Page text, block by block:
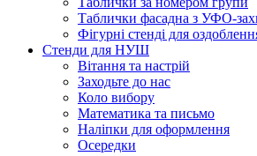
Таблички фасадна з УФО-
Фігурні стенді для
Стенди для НУШ
Вітання та настрій
Заходьте до нас
Коло вибору
Математика та письмо
Наліпки для оформлення
Осередки